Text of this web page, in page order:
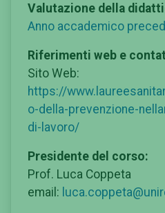
Valutazione della
Anno accademico
Riferimenti web e
Sito Web:
https://
o-della-prevenzione-
di-lavoro/
Presidente del corso:
Prof. Luca Coppeta
email: